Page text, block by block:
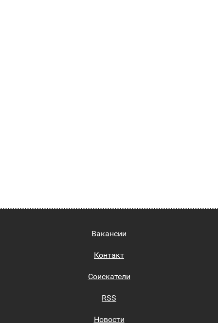
Вакансии
Контакт
Соискатели
RSS
Новости